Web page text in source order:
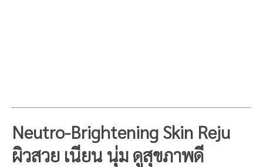
Neutro-Brightening Skin Reju
ผิวสวย เนียน นุ่ม ดูสุขภาพดี